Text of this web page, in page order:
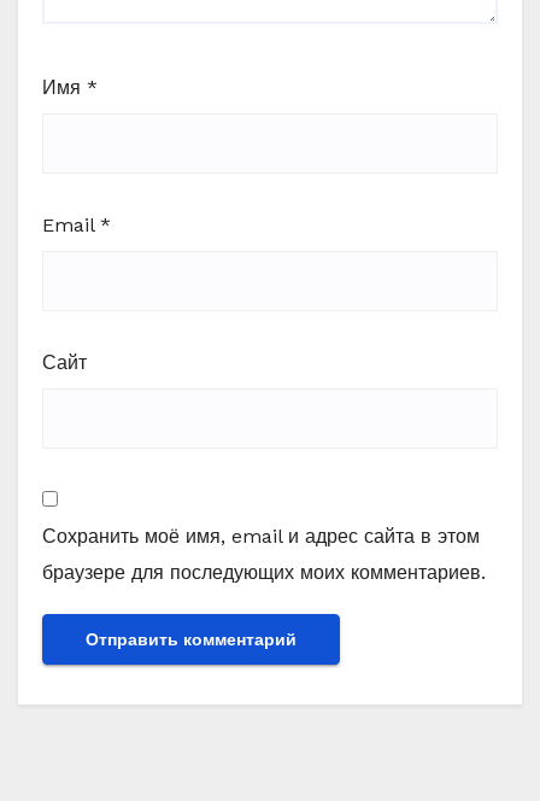
Имя *
Email *
Сайт
Сохранить моё имя, email и адрес сайта в этом
браузере для последующих моих комментариев.